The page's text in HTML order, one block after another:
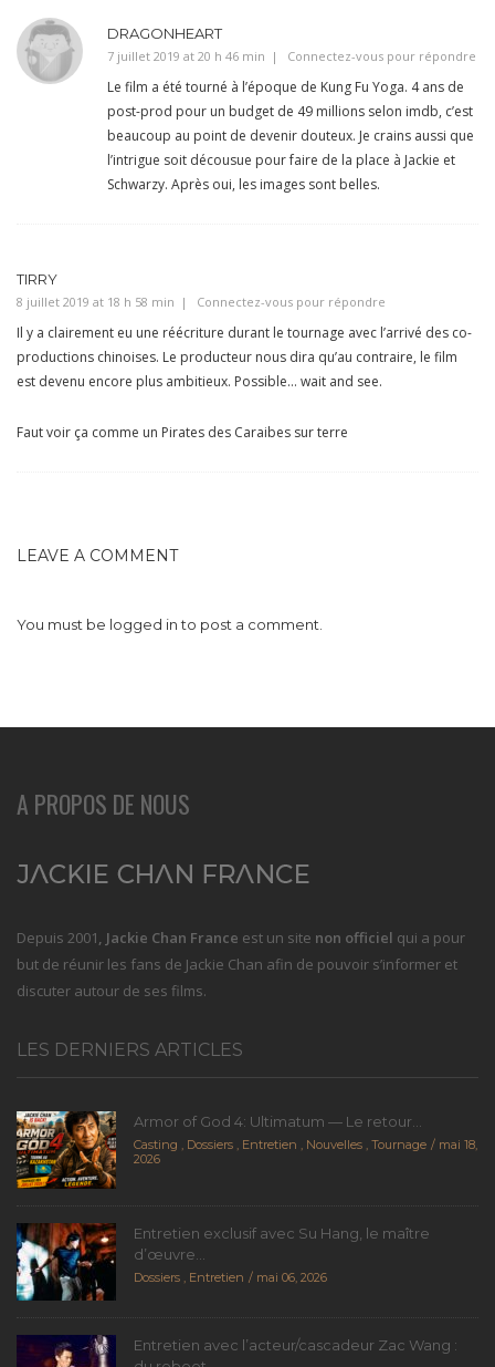
DRAGONHEART
7 juillet 2019 at 20 h 46 min Connectez-vous pour répondre
Le film a été tourné à l’époque de Kung Fu Yoga. 4 ans de
post-prod pour un budget de 49 millions selon imdb, c’est
beaucoup au point de devenir douteux. Je crains aussi que
l’intrigue soit décousue pour faire de la place à Jackie et
Schwarzy. Après oui, les images sont belles.
TIRRY
8 juillet 2019 at 18 h 58 min Connectez-vous pour répondre
Il y a clairement eu une réécriture durant le tournage avec l’arrivé des co-
productions chinoises. Le producteur nous dira qu’au contraire, le film
est devenu encore plus ambitieux. Possible… wait and see.
Faut voir ça comme un Pirates des Caraibes sur terre
LEAVE A COMMENT
You must be logged into post a comment.
A PROPOS DE NOUS
Depuis 2001, Jackie Chan France est un site non officiel qui a pour
but de réunir les fans de Jackie Chan afin de pouvoir s’informer et
discuter autour de ses films.
LES DERNIERS ARTICLES
Armor of God 4: Ultimatum — Le retour...
Casting , Dossiers , Entretien , Nouvelles , Tournage
mai 18,
2026
Entretien exclusif avec Su Hang, le maître
d’œuvre...
Dossiers , Entretien mai 06, 2026
Entretien avec l’acteur/cascadeur Zac Wang :